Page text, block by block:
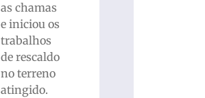
as chamas
e iniciou os
trabalhos
de rescaldo
no terreno
atingido.